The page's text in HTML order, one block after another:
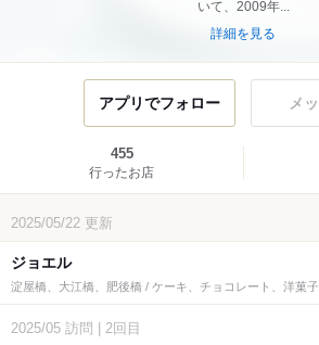
いて、2009年...
詳細を見る
アプリでフォロー メ
455
行ったお店
2025/05/22 更新
ジョエル
淀屋橋、大江橋、肥後橋 / ケーキ、チョコレート、洋菓子
2025/05 訪問 2回目